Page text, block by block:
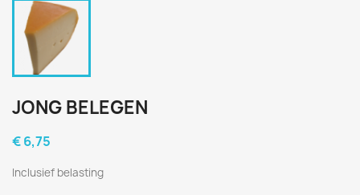
JONG BELEGEN
€ 6,75
Inclusief belasting